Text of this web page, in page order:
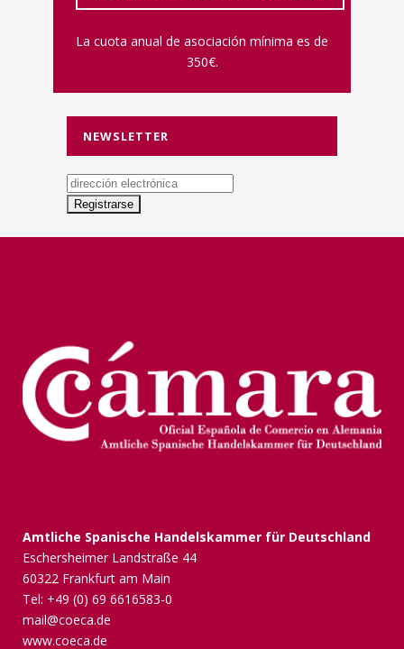
La cuota anual de asociación mínima es de
350€.
NEWSLETTER
Amtliche Spanische Handelskammer für Deutschland
Eschersheimer Landstraße 44
60322 Frankfurt am Main
Tel: +49 (0) 69 6616583-0
mail@coeca.de
www.coeca.de